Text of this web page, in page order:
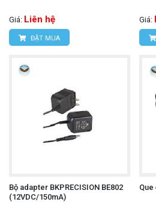
Tham khảo thêm:
Máy
LM100A
Giá: Liên hệ
ĐẶT MUA
Giá:
Bộ adapter BKPRECISION BE802
(12VDC/150mA)
Que